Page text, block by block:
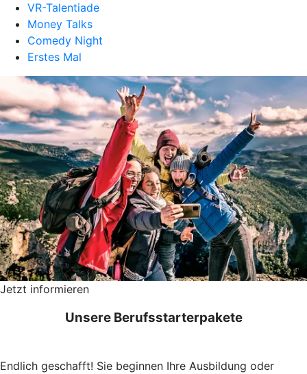
VR-Talentiade
Money Talks
Comedy Night
Erstes Mal
Jetzt informieren
Unsere Berufsstarterpakete
Endlich geschafft! Sie beginnen Ihre Ausbildung oder